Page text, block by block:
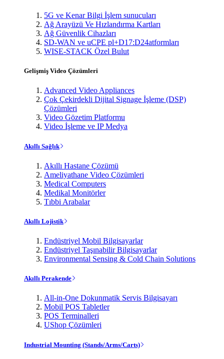
5G ve Kenar Bilgi İşlem sunucuları
Ağ Arayüzü Ve Hızlandırma Kartları
Ağ Güvenlik Cihazları
SD-WAN ve uCPE pl+D17:D24atformları
WISE-STACK Özel Bulut
Gelişmiş Video Çözümleri
Advanced Video Appliances
Çok Çekirdekli Dijital Signage İşleme (DSP)
Çözümleri
Video Gözetim Platformu
Video İşleme ve IP Medya
Akıllı Sağlık
Akıllı Hastane Çözümü
Ameliyathane Video Çözümleri
Medical Computers
Medikal Monitörler
Tıbbi Arabalar
Akıllı Lojistik
Endüstriyel Mobil Bilgisayarlar
Endüstriyel Taşınabilir Bilgisayarlar
Environmental Sensing & Cold Chain Solutions
Akıllı Perakende
All-in-One Dokunmatik Servis Bilgisayarı
Mobil POS Tabletler
POS Terminalleri
UShop Çözümleri
Industrial Mounting (Stands/Arms/Carts)